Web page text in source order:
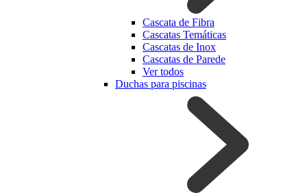
Cascata de Fibra
Cascatas Temáticas
Cascatas de Inox
Cascatas de Parede
Ver todos
Duchas para piscinas